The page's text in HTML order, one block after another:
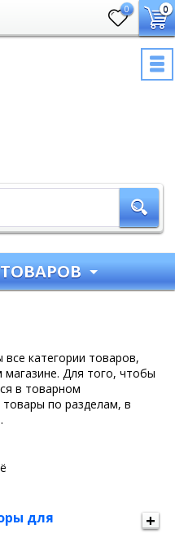
0 0
категории товаров,
Для того, чтобы
в товарном
по разделам, в
для